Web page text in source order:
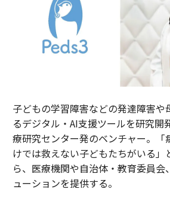
子どもの学習障害などの発達障害や
るデジタル・AI支援ツールを研究開
療研究センター発のベンチャー。「
けでは救えない子どもたちがいる」
ら、医療機関や自治体・教育委員会
ューションを提供する。